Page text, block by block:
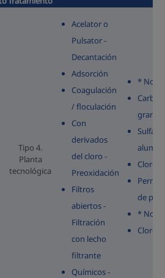
Tipo 4.
Planta
tecnológica
Acelator o
Pulsator -
Decantación
Adsorción
Coagulación
/ floculación
Con
derivados
del cloro -
Preoxidación
Filtros
abiertos -
Filtración
con lecho
filtrante
Químicos -
* No
Sulfato
Cloro
de
* No
Cloro